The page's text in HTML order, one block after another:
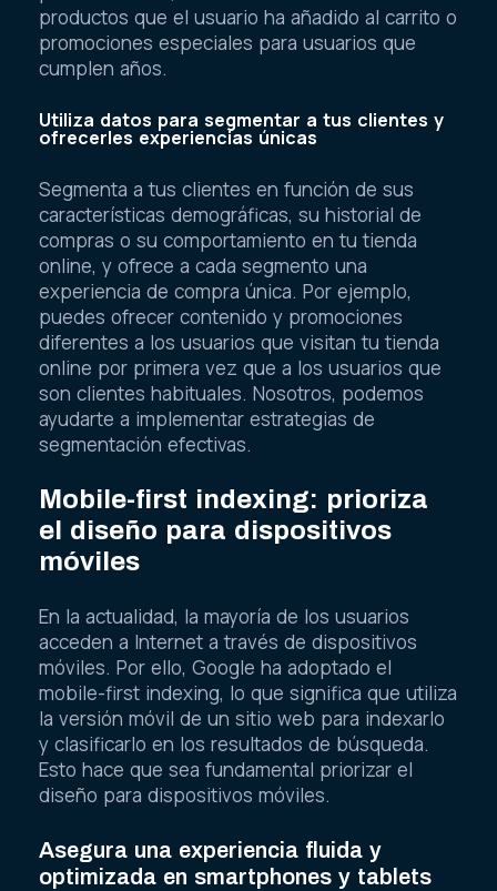
productos que el usuario ha añadido al carrito o
promociones especiales para usuarios que
cumplen años.
Utiliza datos para segmentar a tus clientes y
ofrecerles experiencias únicas
Segmenta a tus clientes en función de sus
características demográficas, su historial de
compras o su comportamiento en tu tienda
online, y ofrece a cada segmento una
experiencia de compra única. Por ejemplo,
puedes ofrecer contenido y promociones
diferentes a los usuarios que visitan tu tienda
online por primera vez que a los usuarios que
son clientes habituales. Nosotros, podemos
ayudarte a implementar estrategias de
segmentación efectivas.
Mobile-first indexing: prioriza
el diseño para dispositivos
móviles
En la actualidad, la mayoría de los usuarios
acceden a Internet a través de dispositivos
móviles. Por ello, Google ha adoptado el
mobile-first indexing, lo que significa que utiliza
la versión móvil de un sitio web para indexarlo
y clasificarlo en los resultados de búsqueda.
Esto hace que sea fundamental priorizar el
diseño para dispositivos móviles.
Asegura una experiencia fluida y
optimizada en smartphones y tablets